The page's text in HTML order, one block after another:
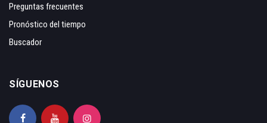
Preguntas frecuentes
Pronóstico del tiempo
Buscador
SÍGUENOS